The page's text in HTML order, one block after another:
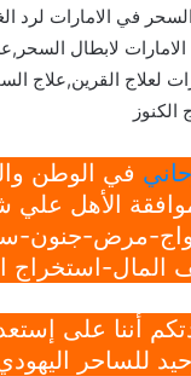
في الامارات
لابطال
لعلاج القرين,علاج
في الوطن
الأهل
مرض-جنون-
استخراج
أننا على
للساحر